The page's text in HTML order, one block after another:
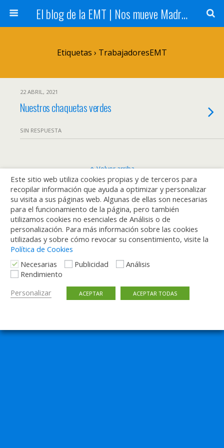
El blog de la EMT | Nos mueve Madrid
Etiquetas › TrabajadoresEMT
22 ABRIL, 2021
Nuestros chaquetas verdes
SIN RESPUESTA
Volver arriba
Móvil Escritorio
Este sitio web utiliza cookies propias y de terceros para
recopilar información que ayuda a optimizar y personalizar
su visita a sus páginas web. Algunas de ellas son necesarias
para el funcionamiento de la página, pero también
utilizamos cookies no esenciales de Análisis o de
personalización. Para más información sobre las cookies
utilizadas y sobre cómo revocar su consentimiento, visite la
Política de Cookies
Necesarias
Publicidad
Análisis
Rendimiento
Personalizar
ACEPTAR ACEPTAR TODAS